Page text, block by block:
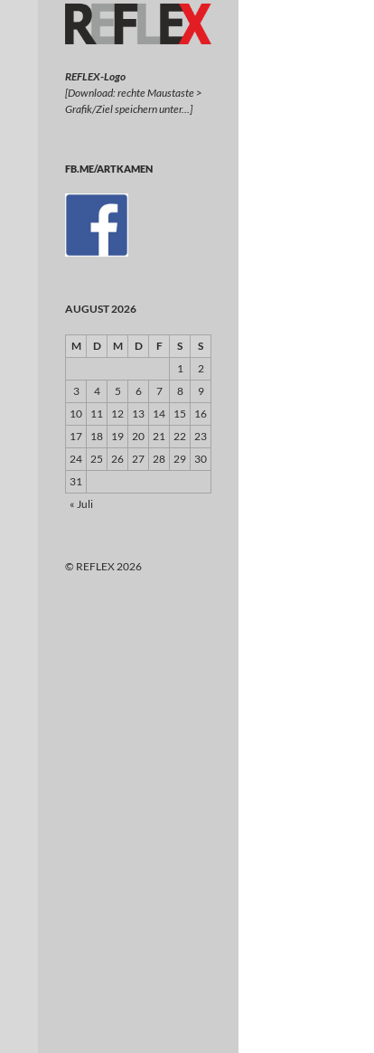
REFLEX-Logo
[Download: rechte Maustaste >
Grafik/Ziel speichern unter…]
FB.ME/ARTKAMEN
AUGUST 2026
M D M D F S
S
1
2
3
4 5 6 7 8
9
10
11 12 13 14 15
16
17
18 19 20 21 22
23
24
25 26 27 28 29
30
31
« Juli
© REFLEX 2026